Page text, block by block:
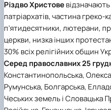
Різдво Христове
патріархатів, частина греко-
п’ятидесятники, лютерани,
церкви, низка інших
30% всіх релігійних общин
Серед православних 25
Константинопольська,
Румунська, Болгарська,
Чеських земель і Словацька